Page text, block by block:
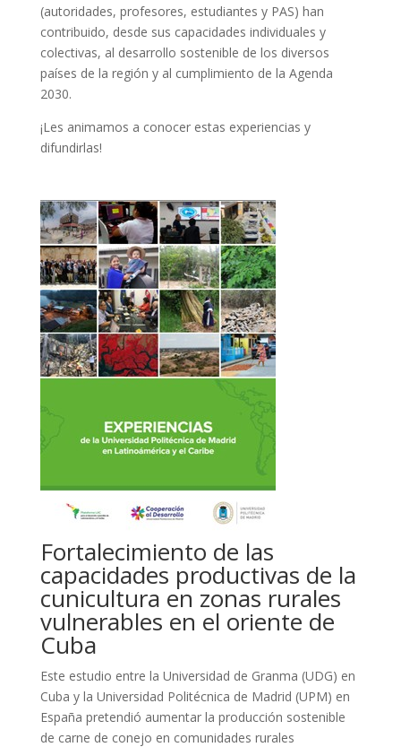
(autoridades, profesores, estudiantes y PAS) han
contribuido, desde sus capacidades individuales y
colectivas, al desarrollo sostenible de los diversos
países de la región y al cumplimiento de la Agenda
2030.
¡Les animamos a conocer estas experiencias y
difundirlas!
Fortalecimiento de las
capacidades productivas de la
cunicultura en zonas rurales
vulnerables en el oriente de
Cuba
Este estudio entre la Universidad de Granma (UDG) en
Cuba y la Universidad Politécnica de Madrid (UPM) en
España pretendió aumentar la producción sostenible
de carne de conejo en comunidades rurales